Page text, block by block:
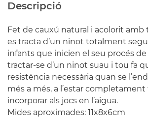
Descripció
Fet de cauxú natural i acolorit
es tracta d’un ninot totalment
infants que inicien el seu procés de
tractar-se d’un ninot suau i tou fa
resistència necessària quan se
més a més, a l’estar
incorporar als jocs en l’aigua.
Mides aproximades: 11x8x6cm